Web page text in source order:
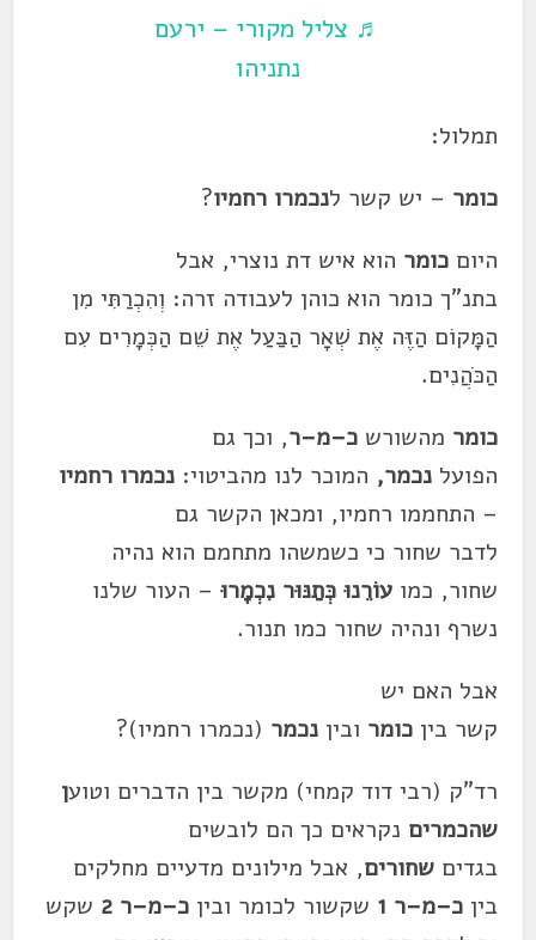
♬ צליל מקורי – ירעם
נתניהו
תמלול:
כומר – יש קשר לנכמרורחמיו?
היוםכומר הוא איש דת נוצרי, אבל
בתנ"ך כומר הוא כוהן לעבודה זרה: וְהִכרַתִּי מִן
הַמָּקוֹם הַזֶּה אֶת שְׁאָר הַבַּעַל אֶת שֵׁם הַכמרִים עִם
הַכֹּהֲנִים.
כומר מהשורשכ–מ–ר, וכך גם
הפועלנכמר, המוכר לנו מהביטוי:נכמרורחמיו
– התחממו רחמיו, ומכאן הקשר גם
לדבר שחור כי כשמשהו מתחמם הוא נהיה
שחור, כמועוֹרֵנוּכְּתַנּוּר נִכמרוּ – העור שלנו
נשרף ונהיה שחור כמו תנור.
אבל האם יש
קשר ביןכומר וביןנכמר (נכמרו רחמיו)?
רד"ק (רבי דוד קמחי) מקשר בין הדברים וטוען
שהכמרים נקראים כך הם לובשים
בגדיםשחורים, אבל מילונים מדעיים מחלקים
ביןכ–מ–ר שקשור לכומר וביןכ–מ–ר 2
שקש